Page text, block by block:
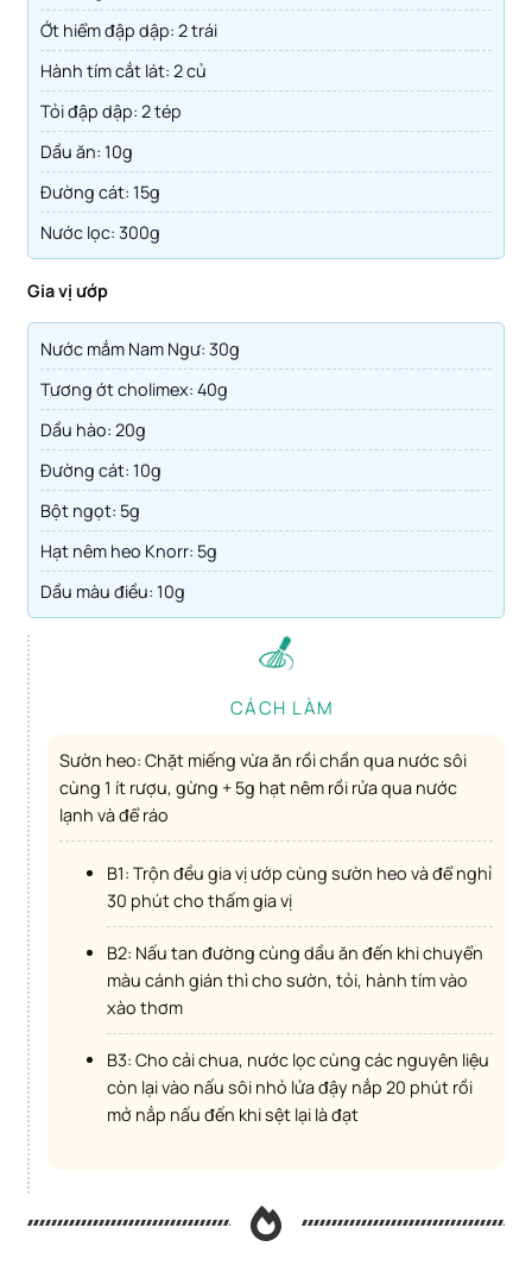
Ớt hiểm đập dập: 2 trái
Hành tím cắt lát: 2 củ
Tỏi đập dập: 2 tép
Dầu ăn: 10g
Đường cát: 15g
Nước lọc: 300g
Gia vị ướp
Nước mắm Nam Ngư: 30g
Tương ớt cholimex: 40g
Dầu hào: 20g
Đường cát: 10g
Bột ngọt: 5g
Hạt nêm heo Knorr: 5g
Dầu màu điều: 10g
CÁCH LÀM
Sườn heo: Chặt miếng vừa ăn rồi chần qua nước sôi
cùng 1 ít rượu, gừng + 5g hạt nêm rồi rửa qua nước
lạnh và để ráo
B1: Trộn đều gia vị ướp cùng sườn heo và để nghỉ
30 phút cho thấm gia vị
B2: Nấu tan đường cùng dầu ăn đến khi chuyển
màu cánh gián thì cho sườn, tỏi, hành tím vào
xào thơm
B3: Cho cải chua, nước lọc cùng các nguyên liệu
còn lại vào nấu sôi nhỏ lửa đậy nắp 20 phút rồi
mở nắp nấu đến khi sệt lại là đạt